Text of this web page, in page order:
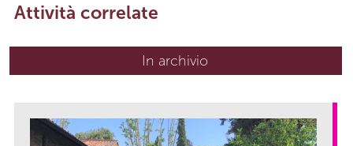
Attività correlate
In archivio